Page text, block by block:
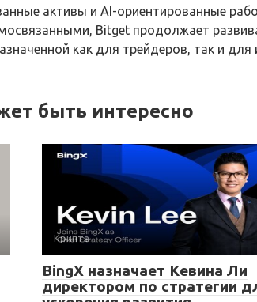
активы и AI-ориентированные
Bitget продолжает
как для трейдеров, так и для
быть интересно
Крипта
BingX назначает Кевина Ли
директором по стратегии